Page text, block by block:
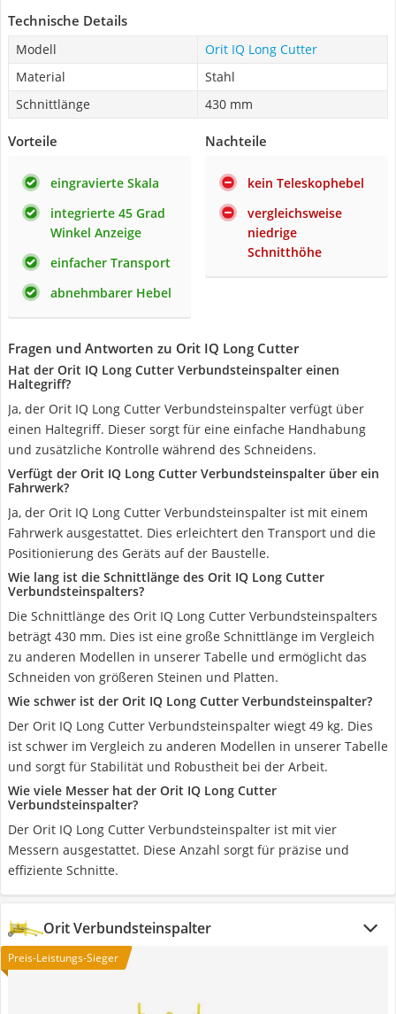
Technische Details
Modell
Orit IQ Long Cutter
Material
Stahl
Schnittlänge
430 mm
Vorteile
eingravierte Skala
integrierte 45 Grad
Winkel Anzeige
einfacher Transport
abnehmbarer Hebel
Nachteile
kein Teleskophebel
vergleichsweise
niedrige
Schnitthöhe
Fragen und Antworten zu Orit IQ Long Cutter
Hat der Orit IQ Long Cutter Verbundsteinspalter einen
Haltegriff?
Ja, der Orit IQ Long Cutter Verbundsteinspalter verfügt über
einen Haltegriff. Dieser sorgt für eine einfache Handhabung
und zusätzliche Kontrolle während des Schneidens.
Verfügt der Orit IQ Long Cutter Verbundsteinspalter über ein
Fahrwerk?
Ja, der Orit IQ Long Cutter Verbundsteinspalter ist mit einem
Fahrwerk ausgestattet. Dies erleichtert den Transport und die
Positionierung des Geräts auf der Baustelle.
Wie lang ist die Schnittlänge des Orit IQ Long Cutter
Verbundsteinspalters?
Die Schnittlänge des Orit IQ Long Cutter Verbundsteinspalters
beträgt 430 mm. Dies ist eine große Schnittlänge im Vergleich
zu anderen Modellen in unserer Tabelle und ermöglicht das
Schneiden von größeren Steinen und Platten.
Wie schwer ist der Orit IQ Long Cutter Verbundsteinspalter?
Der Orit IQ Long Cutter Verbundsteinspalter wiegt 49 kg. Dies
ist schwer im Vergleich zu anderen Modellen in unserer Tabelle
und sorgt für Stabilität und Robustheit bei der Arbeit.
Wie viele Messer hat der Orit IQ Long Cutter
Verbundsteinspalter?
Der Orit IQ Long Cutter Verbundsteinspalter ist mit vier
Messern ausgestattet. Diese Anzahl sorgt für präzise und
effiziente Schnitte.
Orit Verbundsteinspalter
Preis-Leistungs-Sieger